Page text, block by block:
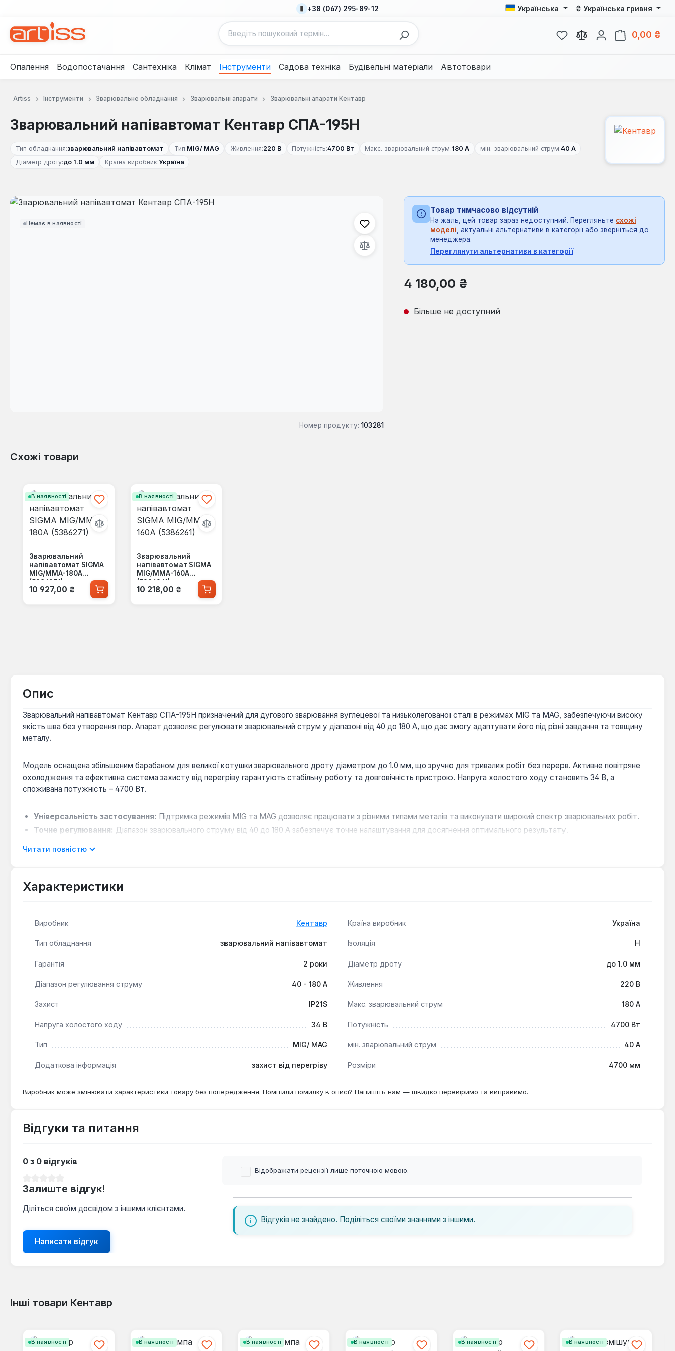
+38 (067) 295-89-12 Українська ₴ Українська гривня
У вас є 0 у списку бажань
0,00 ₴
Опалення Водопостачання Сантехніка Клімат Інструменти Садова техніка Будівельні матеріали Автотовари
Artiss Інструменти Зварювальне обладнання Зварювальні апарати Зварювальні апарати Кентавр
Зварювальний напівавтомат Кентавр СПА-195H
Тип обладнання:зварювальний напівавтомат Тип:MIG/ MAG Живлення:220 В Потужність:4700 Вт Макс. зварювальний струм:180 А мін. зварювальний струм:40 А
Діаметр дроту:до 1.0 мм Країна виробник:Україна
Немає в наявності
Пропустити галерею зображень
Номер продукту: 103281
Товар тимчасово відсутній
На жаль, цей товар зараз недоступний. Перегляньте схожі
моделі , актуальні альтернативи в категорії або зверніться до
менеджера.
Переглянути альтернативи в категорії
Звичайна ціна:
4 180,00 ₴
Більше не доступний
Схожі товари
В наявності
Зварювальний
напівавтомат SIGMA
MIG/MMA-180A
(5386271)
Звичайна ціна:
10 927,00 ₴
В наявності
Зварювальний
напівавтомат SIGMA
MIG/MMA-160A
(5386261)
Звичайна ціна:
10 218,00 ₴
Опис
Зварювальний напівавтомат Кентавр СПА-195H призначений для дугового зварювання вуглецевої та низьколегованої сталі в режимах MIG та MAG, забезпечуючи високу
якість шва без утворення пор. Апарат дозволяє регулювати зварювальний струм у діапазоні від 40 до 180 А, що дає змогу адаптувати його під різні завдання та товщину
металу.
Модель оснащена збільшеним барабаном для великої котушки зварювального дроту діаметром до 1.0 мм, що зручно для тривалих робіт без перерв. Активне повітряне
охолодження та ефективна система захисту від перегріву гарантують стабільну роботу та довговічність пристрою. Напруга холостого ходу становить 34 В, а
споживана потужність – 4700 Вт.
Універсальність застосування: Підтримка режимів MIG та MAG дозволяє працювати з різними типами металів та виконувати широкий спектр зварювальних робіт.
Точне регулювання: Діапазон зварювального струму від 40 до 180 А забезпечує точне налаштування для досягнення оптимального результату.
Зварювальний напівавтомат Кентавр СПА-195H є надійним рішенням як для професійного використання в будівельній сфері, майстернях, на виробництві та СТО, так і для
побутових потреб початківців зварювальників. Його компактність та легка вага спрощують транспортування та зберігання.
Читати повністю
Характеристики
Виробник Кентавр Країна виробник Україна
Тип обладнання зварювальний напівавтомат Ізоляція H
Гарантія 2 роки Діаметр дроту до 1.0 мм
Діапазон регулювання струму 40 - 180 А Живлення 220 В
Захист IP21S Макс. зварювальний струм 180 А
Напруга холостого ходу 34 В Потужність 4700 Вт
Тип MIG/ MAG мін. зварювальний струм 40 А
Додаткова інформація захист від перегріву Розміри 4700 мм
Виробник може змінювати характеристики товару без попередження. Помітили помилку в описі? Напишіть нам — швидко перевіримо та виправимо.
Відгуки та питання
0 з 0 відгуків
Залиште відгук!
Діліться своїм досвідом з іншими клієнтами.
Написати відгук
Відображати рецензії лише поточною мовою.
Відгуків не знайдено. Поділіться своїми знаннями з іншими.
Інші товари Кентавр
В наявності В наявності В наявності В наявності В наявності В наявності